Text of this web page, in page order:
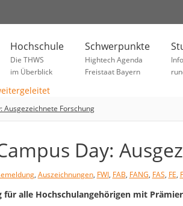
Hochschule
Die THWS
im Überblick
Schwerpunkte
Hightech Agenda
Freistaat Bayern
Ausgezeichnete Forschung
Day:
, Auszeichnungen, FWI, FAB, FANG, FAS, FE,
für alle Hochschulangehörigen mit